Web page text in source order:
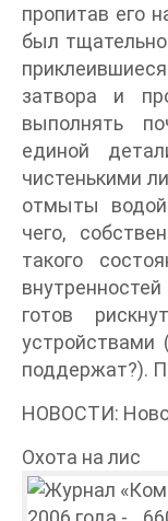
пропитав его
был
затвора и
выполнять
единой
чистенькими
отмыты
чего,
такого
готов
устройствами
поддержат?).
НОВОСТИ:
Охота на лис